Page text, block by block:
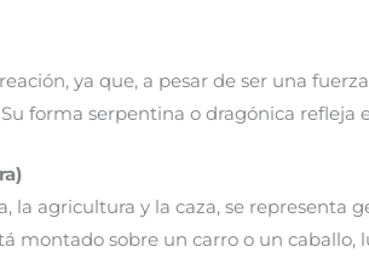
ya que, a pesar de ser una
forma serpentina o dragónica refleja
la agricultura y la caza, se
montado sobre un carro o un